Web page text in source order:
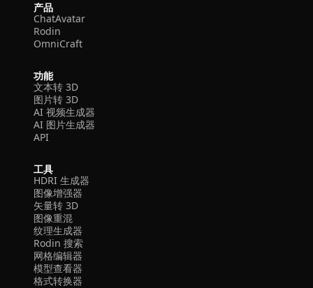
产品
ChatAvatar
Rodin
OmniCraft
功能
文本转 3D
图片转 3D
AI 视频生成器
AI 图片生成器
API
工具
HDRI 生成器
图像增强器
矢量转 3D
图像重混
纹理生成器
Rodin 搜索
网格编辑器
模型查看器
格式转换器